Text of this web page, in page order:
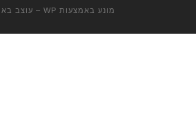
מונע באמצעות WP – עוצב